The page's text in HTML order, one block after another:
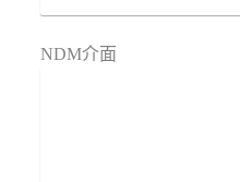
NDM介面